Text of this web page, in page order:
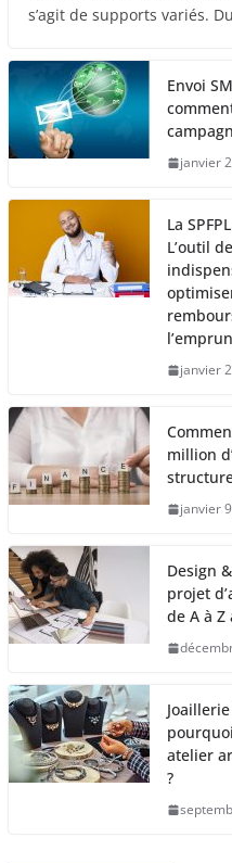
s’agit de supports variés.
Envoi
janvier
La
L’outil
janvier
million
janvier
Design
projet
de A à Z
atelier
?